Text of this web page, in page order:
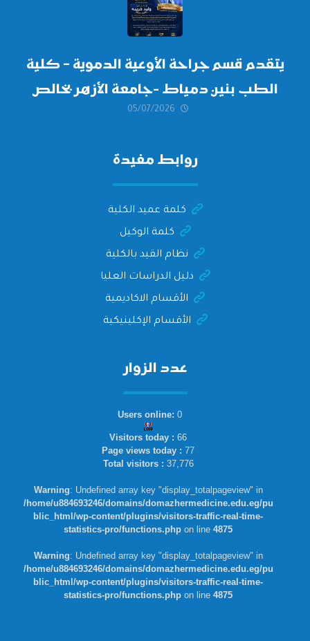
يتقدم قسم جراحة الأوعية الدموية – كلية
الطب بنين دمياط -جامعة الأزهر بخالص
التهنئة وأصدق الأمنيات إلى الأستاذ
05/07/2026
روابط مفيدة
كلمة عميد الكلية
كلمة الوكيل
نظام القيد بالكلية
دليل الدراسات العليا
الأقسام الاكاديمية
الأقسام الإكلينيكية
عدد الزوار
Users online: 0
Visitors today : 66
Page views today : 77
Total visitors : 37,776
Warning: Undefined array key "display_totalpageview" in
/home/u884693246/domains/domazhermedicine.edu.eg/pu
blic_html/wp-content/plugins/visitors-traffic-real-time-
statistics-pro/functions.php on line 4875
Warning: Undefined array key "display_totalpageview" in
/home/u884693246/domains/domazhermedicine.edu.eg/pu
blic_html/wp-content/plugins/visitors-traffic-real-time-
statistics-pro/functions.php on line 4875